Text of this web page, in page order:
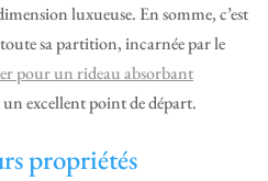
luxueuse. En somme, c’est
sa partition, incarnée par le
pour un rideau absorbant
un excellent point de départ.
propriétés